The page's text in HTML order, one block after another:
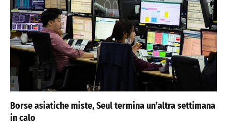
Borse asiatiche miste, Seul termina un’altra settimana
in calo